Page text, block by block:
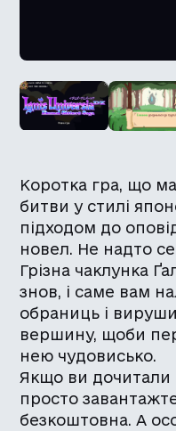
Коротка гра, що
битви у стилі
підходом до
новел. Не надто
Грізна чаклунка
знов, і саме вам
обраниць і
вершину, щоби
нею чудовисько.
Якщо ви дочитали
просто
безкоштовна. А